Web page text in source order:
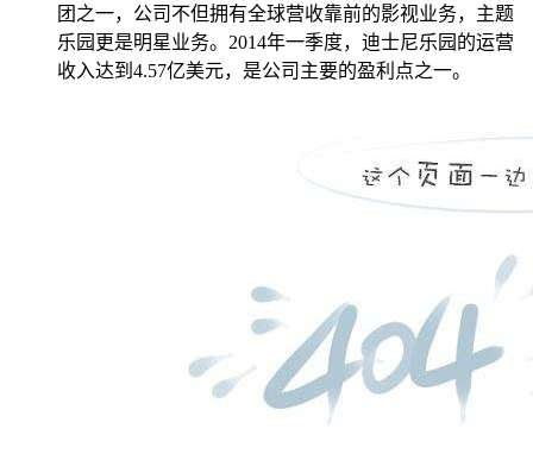
团之一，公司不但拥有全球营收靠前的影视业务，主题
乐园更是明星业务。2014年一季度，迪士尼乐园的运营
收入达到4.57亿美元，是公司主要的盈利点之一。